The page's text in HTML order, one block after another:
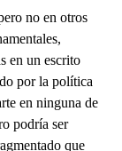
no en otros
en un escrito
por la política
en ninguna de
podría ser
que